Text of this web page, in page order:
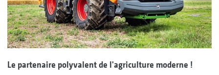
Le partenaire polyvalent de l'agriculture moderne !